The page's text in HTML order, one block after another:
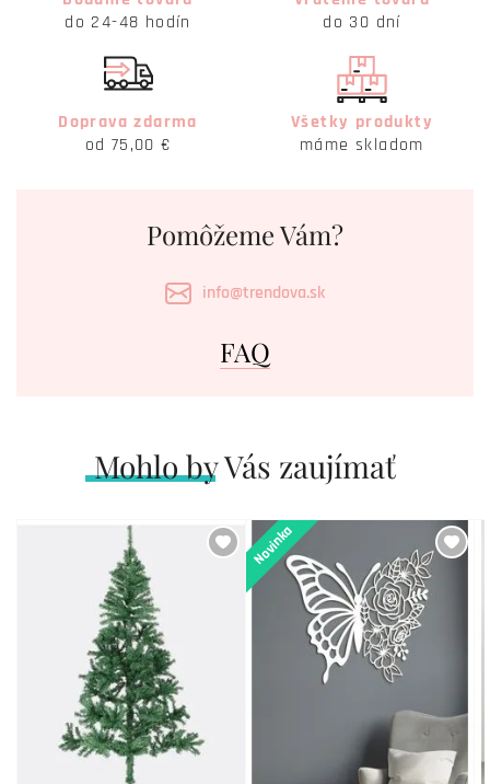
do 24-48 hodín
do 30 dní
Doprava zdarma
od 75,00 €
Všetky produkty
máme skladom
Pomôžeme Vám?
info@trendova.sk
FAQ
Mohlo by Vás zaujímať
Novinka